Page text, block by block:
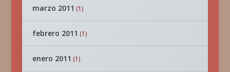
marzo 2011 (1)
febrero 2011 (1)
enero 2011 (1)